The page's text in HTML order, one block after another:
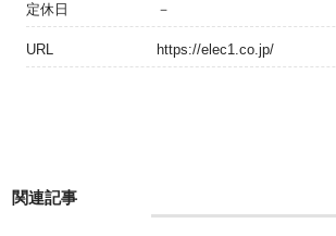
定休日 －
URL https://elec1.co.jp/
関連記事